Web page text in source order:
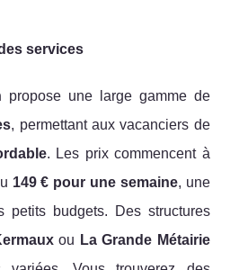
services
propose une large gamme de
, permettant aux vacanciers de
. Les prix commencent à
149 € pour une semaine, une
petits budgets. Des structures
ou La Grande Métairie